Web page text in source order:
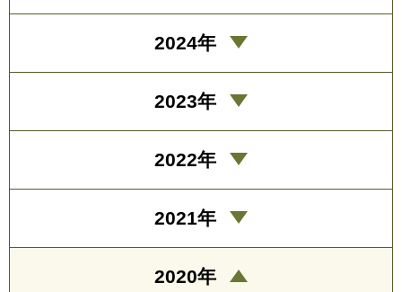
2024年
2023年
2022年
2021年
2020年